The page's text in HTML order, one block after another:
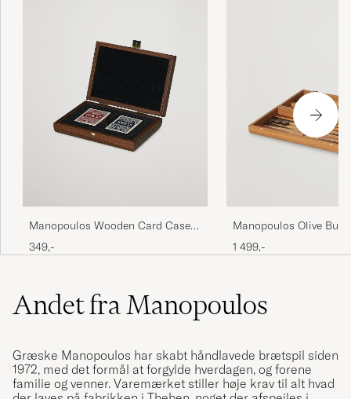
Manopoulos Wooden Card Case
Dark Brown
349,-
Manopoulos Olive Burl
Backgammon
1 499,-
Andet fra Manopoulos
Græske Manopoulos har skabt håndlavede brætspil siden
1972, med det formål at forgylde hverdagen, og forene
familie og venner. Varemærket stiller høje krav til alt hvad